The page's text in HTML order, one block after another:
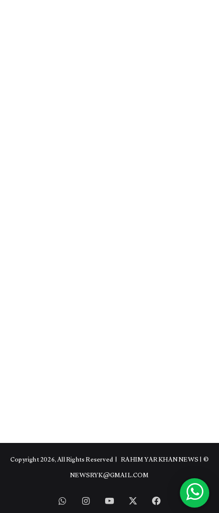
© Copyright 2026, All Rights Reserved |
RAHIM YAR KHAN NEWS|
NEWSRYK@GMAIL.COM
Facebook
YouTube
Instagram
WhatsApp